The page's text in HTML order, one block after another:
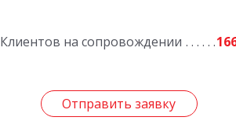
Клиентов на сопровождении
Отправить заявку
Отправить заявку